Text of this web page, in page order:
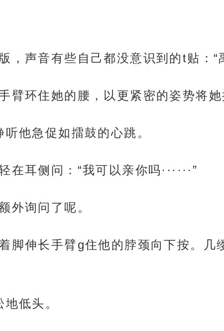
，声音有些自己都没意识到的t贴：“
臂环住她的腰，以更紧密的姿势将她
他急促如擂鼓的心跳。
耳侧问：“我可以亲你吗······”
外询问了呢。
脚伸长手臂g住他的脖颈向下按。几
低头。